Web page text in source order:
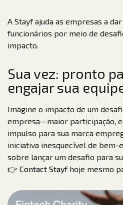
A Stayf ajuda as empresas a
funcionários por meio de
impacto.
Sua vez: pronto
engajar sua
Imagine o impacto de um
empresa—maior participação,
impulso para sua marca
iniciativa inesquecível de bem-
sobre lançar um desafio para
👉 Contact Stayfhoje mesmo